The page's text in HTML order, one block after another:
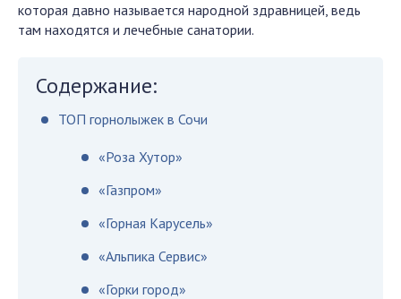
которая давно называется народной здравницей, ведь
там находятся и лечебные санатории.
Содержание:
ТОП горнолыжек в Сочи
«Роза Хутор»
«Газпром»
«Горная Карусель»
«Альпика Сервис»
«Горки город»